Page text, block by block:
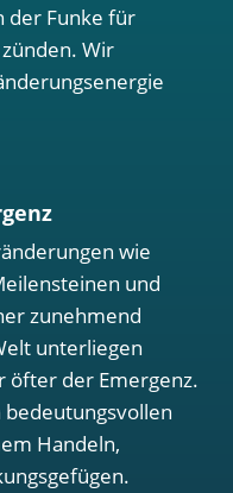
der Funke für
Wir
wie
und
zunehmend
unterliegen
öfter der Emergenz.
Handeln,